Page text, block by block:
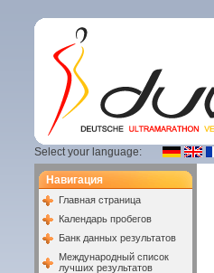
Select your language:
Навигация
Главная страница
Календарь пробегов
Банк данных результатов
Международный список
лучших результатов